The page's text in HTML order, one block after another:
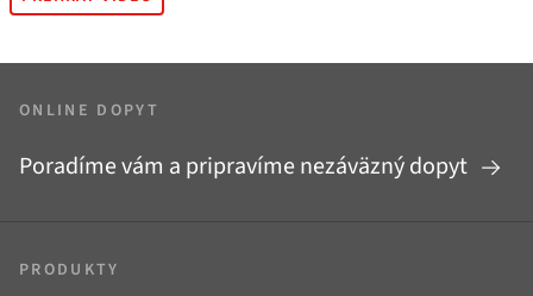
ONLINE DOPYT
Poradíme vám a pripravíme nezáväzný dopyt
PRODUKTY